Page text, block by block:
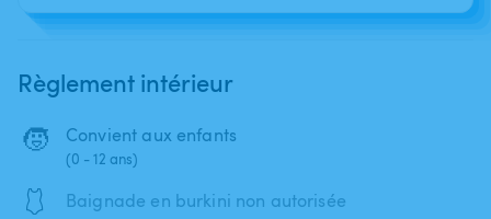
Règlement intérieur
🧒 Convient aux enfants
(0 - 12 ans)
🩱 Baignade en burkini non autorisée